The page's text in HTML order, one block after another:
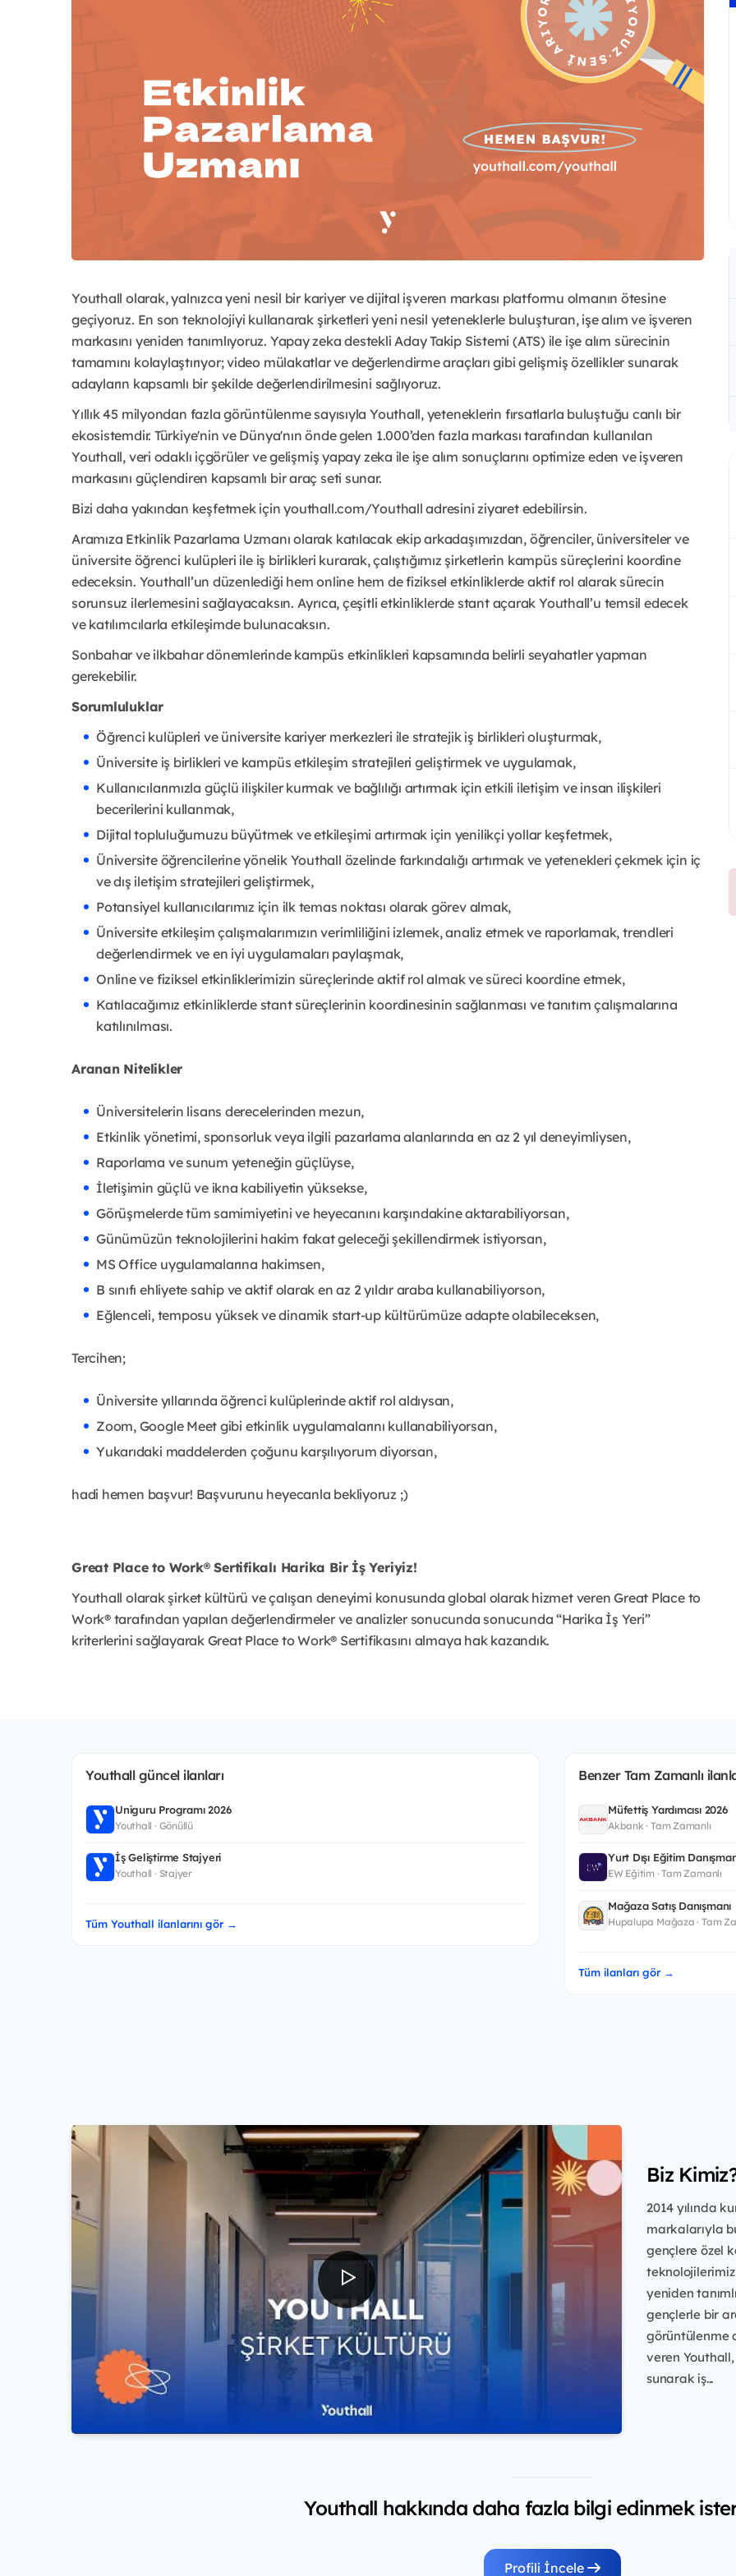
Youthall olarak, yalnızca yeni nesil bir kariyer ve dijital işveren markası platformu olmanın ötesine
geçiyoruz. En son teknolojiyi kullanarak şirketleri yeni nesil yeteneklerle buluşturan, işe alım ve işveren
markasını yeniden tanımlıyoruz. Yapay zeka destekli Aday Takip Sistemi (ATS) ile işe alım sürecinin
tamamını kolaylaştırıyor; video mülakatlar ve değerlendirme araçları gibi gelişmiş özellikler sunarak
adayların kapsamlı bir şekilde değerlendirilmesini sağlıyoruz.
Yıllık 45 milyondan fazla görüntülenme sayısıyla Youthall, yeteneklerin fırsatlarla buluştuğu canlı bir
ekosistemdir. Türkiye'nin ve Dünya'nın önde gelen 1.000’den fazla markası tarafından kullanılan
Youthall, veri odaklı içgörüler ve gelişmiş yapay zeka ile işe alım sonuçlarını optimize eden ve işveren
markasını güçlendiren kapsamlı bir araç seti sunar.
Bizi daha yakından keşfetmek için youthall.com/Youthall adresini ziyaret edebilirsin.
Aramıza Etkinlik Pazarlama Uzmanı olarak katılacak ekip arkadaşımızdan, öğrenciler, üniversiteler ve
üniversite öğrenci kulüpleri ile iş birlikleri kurarak, çalıştığımız şirketlerin kampüs süreçlerini koordine
edeceksin. Youthall’un düzenlediği hem online hem de fiziksel etkinliklerde aktif rol alarak sürecin
sorunsuz ilerlemesini sağlayacaksın. Ayrıca, çeşitli etkinliklerde stant açarak Youthall’u temsil edecek
ve katılımcılarla etkileşimde bulunacaksın.
Sonbahar ve ilkbahar dönemlerinde kampüs etkinlikleri kapsamında belirli seyahatler yapman
gerekebilir.
Sorumluluklar
Öğrenci kulüpleri ve üniversite kariyer merkezleri ile stratejik iş birlikleri oluşturmak,
Üniversite iş birlikleri ve kampüs etkileşim stratejileri geliştirmek ve uygulamak,
Kullanıcılarımızla güçlü ilişkiler kurmak ve bağlılığı artırmak için etkili iletişim ve insan ilişkileri
becerilerini kullanmak,
Dijital topluluğumuzu büyütmek ve etkileşimi artırmak için yenilikçi yollar keşfetmek,
Üniversite öğrencilerine yönelik Youthall özelinde farkındalığı artırmak ve yetenekleri çekmek için iç
ve dış iletişim stratejileri geliştirmek,
Potansiyel kullanıcılarımız için ilk temas noktası olarak görev almak,
Üniversite etkileşim çalışmalarımızın verimliliğini izlemek, analiz etmek ve raporlamak, trendleri
değerlendirmek ve en iyi uygulamaları paylaşmak,
Online ve fiziksel etkinliklerimizin süreçlerinde aktif rol almak ve süreci koordine etmek,
Katılacağımız etkinliklerde stant süreçlerinin koordinesinin sağlanması ve tanıtım çalışmalarına
katılınılması.
Aranan Nitelikler
Üniversitelerin lisans derecelerinden mezun,
Etkinlik yönetimi, sponsorluk veya ilgili pazarlama alanlarında en az 2 yıl deneyimliysen,
Raporlama ve sunum yeteneğin güçlüyse,
İletişimin güçlü ve ikna kabiliyetin yüksekse,
Görüşmelerde tüm samimiyetini ve heyecanını karşındakine aktarabiliyorsan,
Günümüzün teknolojilerini hakim fakat geleceği şekillendirmek istiyorsan,
MS Office uygulamalarına hakimsen,
B sınıfı ehliyete sahip ve aktif olarak en az 2 yıldır araba kullanabiliyorson,
Eğlenceli, temposu yüksek ve dinamik start-up kültürümüze adapte olabileceksen,
Tercihen;
Üniversite yıllarında öğrenci kulüplerinde aktif rol aldıysan,
Zoom, Google Meet gibi etkinlik uygulamalarını kullanabiliyorsan,
Yukarıdaki maddelerden çoğunu karşılıyorum diyorsan,
hadi hemen başvur! Başvurunu heyecanla bekliyoruz ;)
Great Place to Work® Sertifikalı Harika Bir İş Yeriyiz!
Youthall olarak şirket kültürü ve çalışan deneyimi konusunda global olarak hizmet veren Great Place to
Work® tarafından yapılan değerlendirmeler ve analizler sonucunda sonucunda “Harika İş Yeri”
kriterlerini sağlayarak Great Place to Work® Sertifikasını almaya hak kazandık.
Youthall güncel ilanları
Uniguru Programı 2026
Youthall · Gönüllü
İş Geliştirme Stajyeri
Youthall · Stajyer
Tüm Youthall ilanlarını gör →
Benzer Tam Zamanlı
Müfettiş Yardımcısı 2026
Akbank · Tam Zamanlı
Yurt Dışı Eğitim
EW Eğitim · Tam Zamanlı
Mağaza Satış Danışmanı
Hupalupa Mağaza · Tam
Tüm ilanları gör →
Biz
2014 yılında
markalarıyla
gençlere özel
teknolojilerimiz
yeniden
gençlerle bir
görüntülenme
veren
sunarak iş...
Youthall hakkında daha fazla bilgi edinmek
Profili İncele